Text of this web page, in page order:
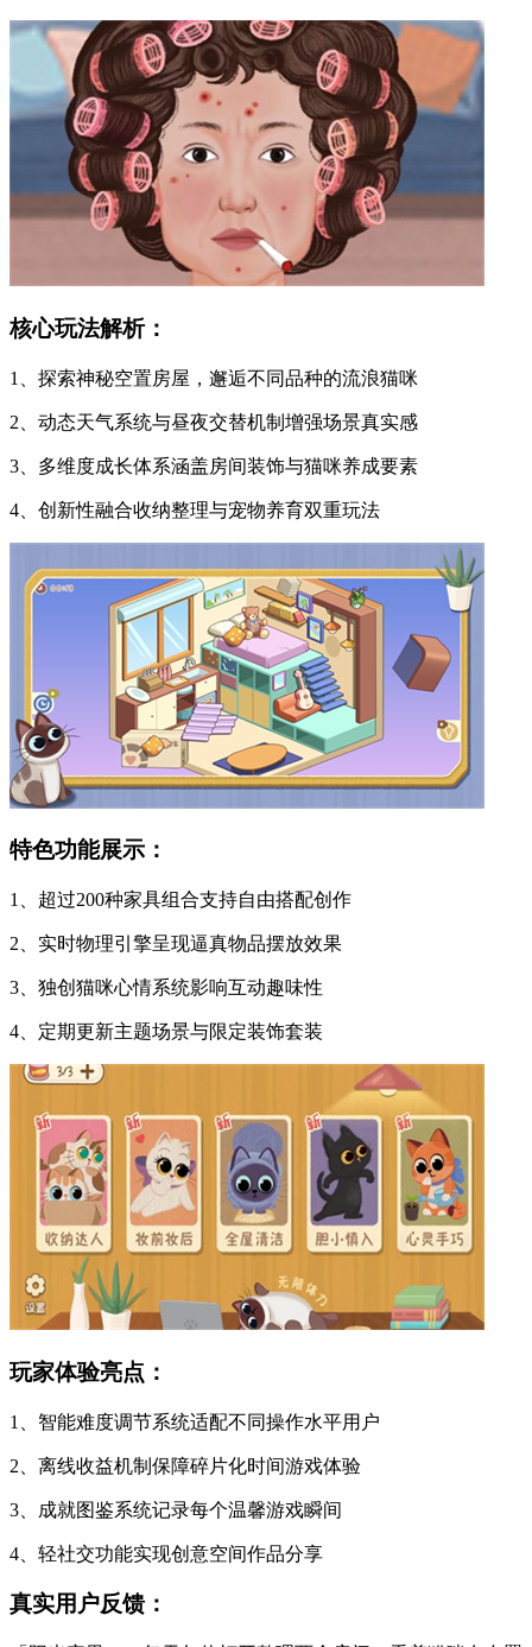
核心玩法解析：
1、探索神秘空置房屋，邂逅不同品种的流浪猫咪
2、动态天气系统与昼夜交替机制增强场景真实感
3、多维度成长体系涵盖房间装饰与猫咪养成要素
4、创新性融合收纳整理与宠物养育双重玩法
特色功能展示：
1、超过200种家具组合支持自由搭配创作
2、实时物理引擎呈现逼真物品摆放效果
3、独创猫咪心情系统影响互动趣味性
4、定期更新主题场景与限定装饰套装
玩家体验亮点：
1、智能难度调节系统适配不同操作水平用户
2、离线收益机制保障碎片化时间游戏体验
3、成就图鉴系统记录每个温馨游戏瞬间
4、轻社交功能实现创意空间作品分享
真实用户反馈：